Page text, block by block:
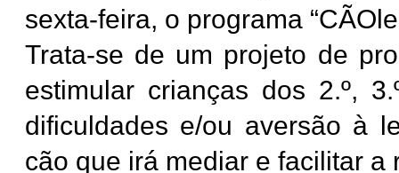
sexta-feira, o programa
Trata-se de um projeto de
estimular crianças dos 2.º,
dificuldades e/ou aversão à
cão que irá mediar e facilitar